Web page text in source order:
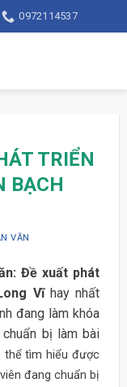
0972114537
TRIỂN
BẠCH
VĂN
Đề xuất phát
Vĩ hay nhất
đang làm khóa
bị làm bài
tìm hiểu được
đang chuẩn bị